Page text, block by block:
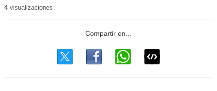
4visualizaciones